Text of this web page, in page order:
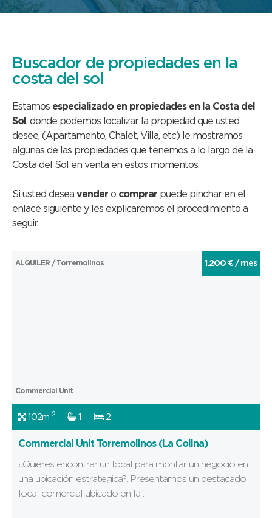
Buscador de propiedades en la
costa del sol
Estamos especializado en propiedades en la Costa del
Sol, donde podemos localizar la propiedad que usted
desee, (Apartamento, Chalet, Villa, etc) le mostramos
algunas de las propiedades que tenemos a lo largo de la
Costa del Sol en venta en estos momentos.
Si usted desea vender o comprar puede pinchar en el
enlace siguiente y les explicaremos el procedimiento a
seguir.
ALQUILER / Torremolinos 1.200 € / mes
Commercial Unit
102m 2 1 2
Commercial Unit Torremolinos (La Colina)
¿Quieres encontrar un local para montar un negocio en
una ubicación estrategica?. Presentamos un destacado
local comercial ubicado en la…